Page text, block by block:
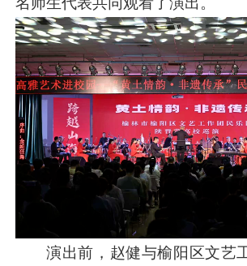
演出前，赵健与榆阳区文艺